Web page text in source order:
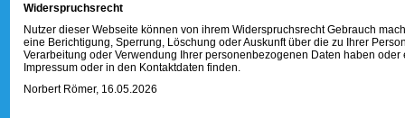
Widerspruchsrecht
Nutzer dieser Webseite können von ihrem Widerspruchsrecht Gebrauch
eine Berichtigung, Sperrung, Löschung oder Auskunft über die zu Ihrer
Verarbeitung oder Verwendung Ihrer personenbezogenen Daten haben
Impressum oder in den Kontaktdaten finden.
Norbert Römer, 16.05.2026